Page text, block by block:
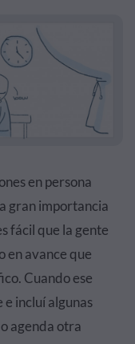
en persona
gran importancia
fácil que la gente
en avance que
Cuando ese
incluí algunas
agenda otra